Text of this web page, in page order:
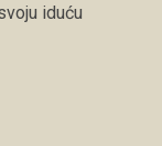
iduću